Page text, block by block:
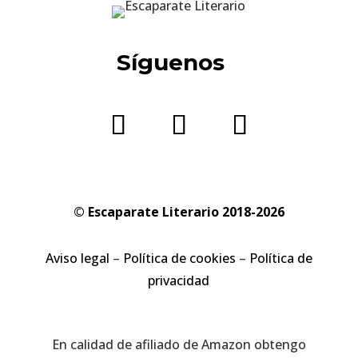
Síguenos
© Escaparate Literario 2018-2026
Aviso legal – Política de cookies – Política de
privacidad
En calidad de afiliado de Amazon obtengo